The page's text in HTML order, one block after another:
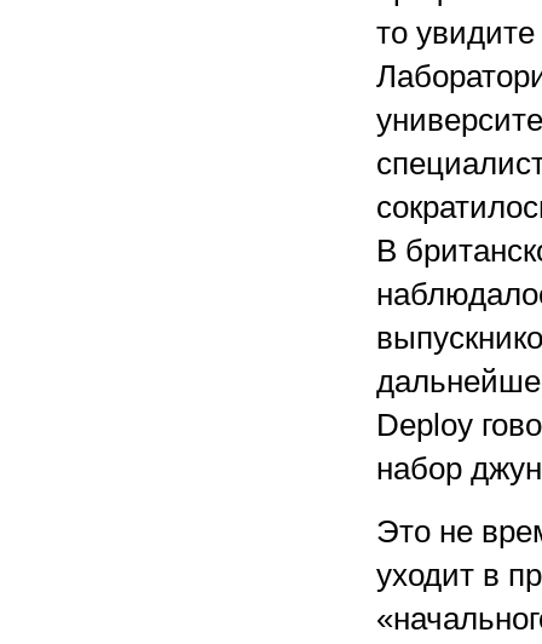
то
В
Deploy
набор
Это не
уходит в